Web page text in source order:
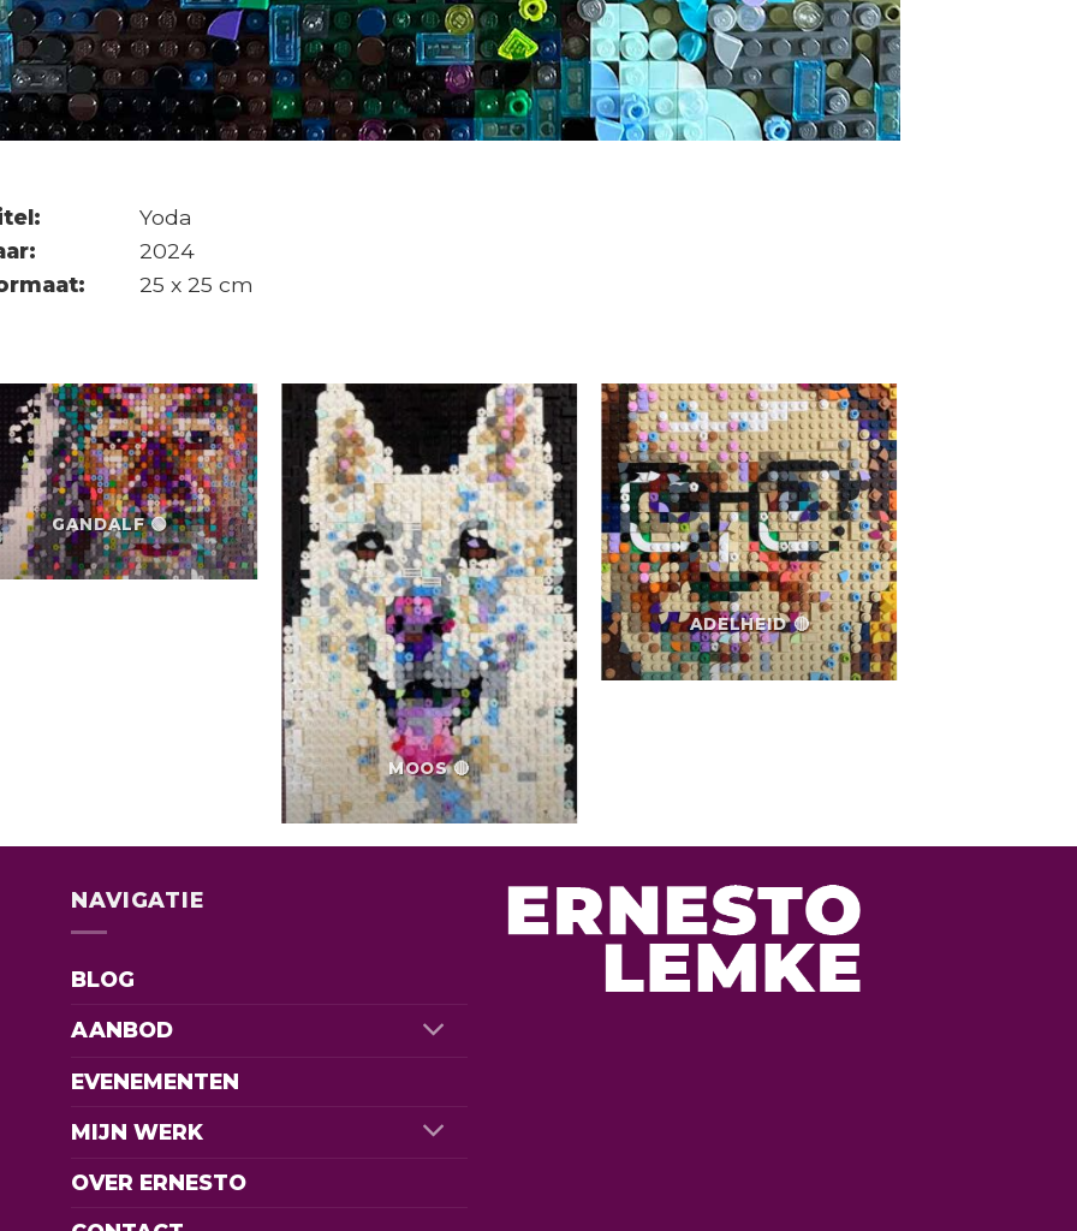
Yoda
2024
25 x 25 cm
GANDALF 🟢
MOOS 🔴
ADELHEID 🔴
NAVIGATIE
BLOG
AANBOD
EVENEMENTEN
MIJN WERK
OVER ERNESTO